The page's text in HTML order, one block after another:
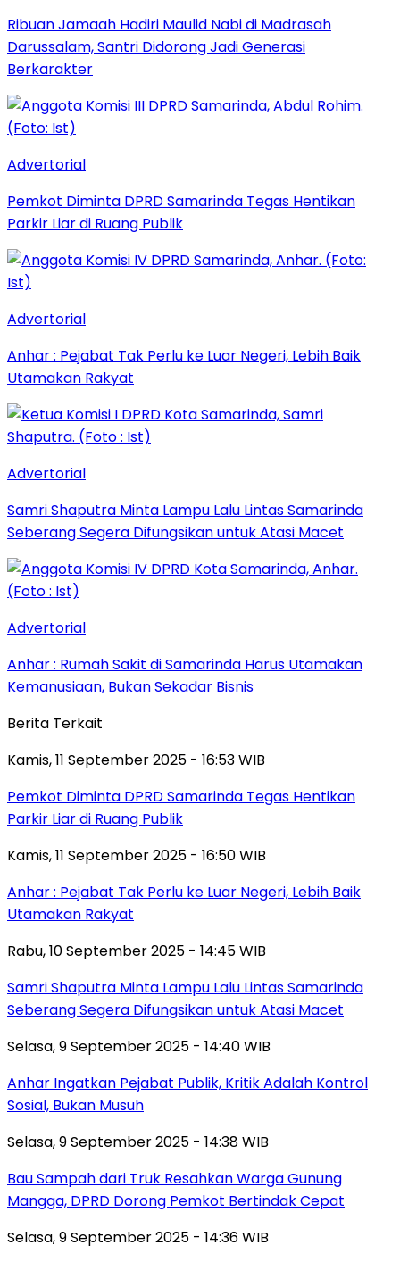
Ribuan Jamaah Hadiri Maulid Nabi di Madrasah
Darussalam, Santri Didorong Jadi Generasi
Berkarakter
Advertorial
Pemkot Diminta DPRD Samarinda Tegas Hentikan
Parkir Liar di Ruang Publik
Advertorial
Anhar : Pejabat Tak Perlu ke Luar Negeri, Lebih Baik
Utamakan Rakyat
Advertorial
Samri Shaputra Minta Lampu Lalu Lintas Samarinda
Seberang Segera Difungsikan untuk Atasi Macet
Advertorial
Anhar : Rumah Sakit di Samarinda Harus Utamakan
Kemanusiaan, Bukan Sekadar Bisnis
Berita Terkait
Kamis, 11 September 2025 - 16:53 WIB
Pemkot Diminta DPRD Samarinda Tegas Hentikan
Parkir Liar di Ruang Publik
Kamis, 11 September 2025 - 16:50 WIB
Anhar : Pejabat Tak Perlu ke Luar Negeri, Lebih Baik
Utamakan Rakyat
Rabu, 10 September 2025 - 14:45 WIB
Samri Shaputra Minta Lampu Lalu Lintas Samarinda
Seberang Segera Difungsikan untuk Atasi Macet
Selasa, 9 September 2025 - 14:40 WIB
Anhar Ingatkan Pejabat Publik, Kritik Adalah Kontrol
Sosial, Bukan Musuh
Selasa, 9 September 2025 - 14:38 WIB
Bau Sampah dari Truk Resahkan Warga Gunung
Mangga, DPRD Dorong Pemkot Bertindak Cepat
Selasa, 9 September 2025 - 14:36 WIB